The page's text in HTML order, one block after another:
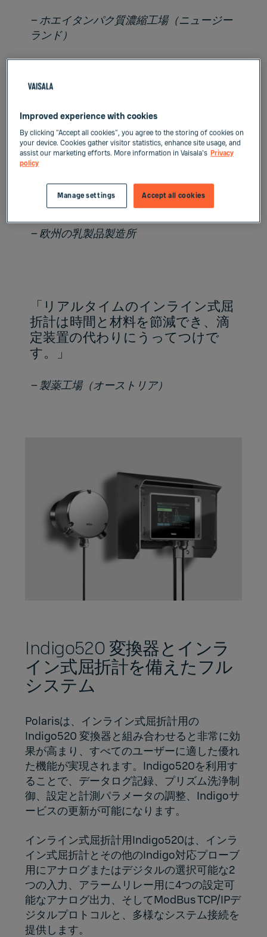
– ホエイタンパク質濃縮工場（ニュージー
ランド）
「（これまで）充填ラインの年間
廃棄物は数100万リットルでし
た。体積流量と濁度のメーターを
インライン式屈折計に取り替える
ことで、切り替え時間を法定最小
値の5分に短縮して、廃棄物を3分
の2削減できました。」
– 欧州の乳製品製造所
「リアルタイムのインライン式屈
折計は時間と材料を節減でき、滴
定装置の代わりにうってつけで
す。」
– 製薬工場（オーストリア）
Indigo520 変換器とインラ
イン式屈折計を備えたフル
システム
Polarisは、インライン式屈折計用の
Indigo520 変換器と組み合わせると非常に効
果が高まり、すべてのユーザーに適した優れ
た機能が実現されます。Indigo520を利用す
ることで、データログ記録、プリズム洗浄制
御、設定と計測パラメータの調整、Indigoサ
ービスの更新が可能になります。
インライン式屈折計用Indigo520は、インラ
イン式屈折計とその他のIndigo対応プローブ
用にアナログまたはデジタルの選択可能な2
つの入力、アラームリレー用に4つの設定可
能なアナログ出力、そしてModBus TCP/IPデ
ジタルプロトコルと、多様なシステム接続を
提供します。
Improved experience with cookies
By clicking “Accept all cookies”, you agree to the storing of cookies on
your device. Cookies gather visitor statistics, enhance site usage, and
assist our marketing efforts. More information in Vaisala's Privacy
policy
Accept all cookies
Manage settings